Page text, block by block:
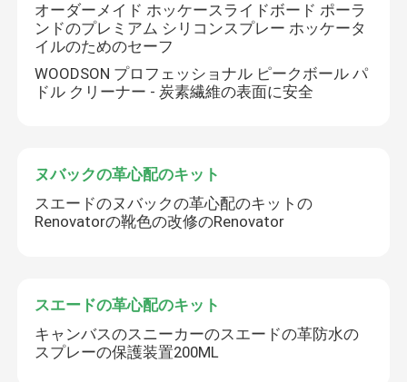
オーダーメイド ホッケースライドボード ポーラ
ンドのプレミアム シリコンスプレー ホッケータ
イルのためのセーフ
WOODSON プロフェッショナル ピークボール パ
ドル クリーナー - 炭素繊維の表面に安全
ヌバックの革心配のキット
スエードのヌバックの革心配のキットの
Renovatorの靴色の改修のRenovator
スエードの革心配のキット
キャンバスのスニーカーのスエードの革防水の
スプレーの保護装置200ML